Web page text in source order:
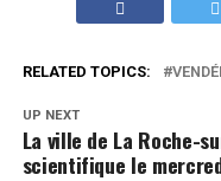
RELATED TOPICS:
UP NEXT
La ville de La Roche-
scientifique le